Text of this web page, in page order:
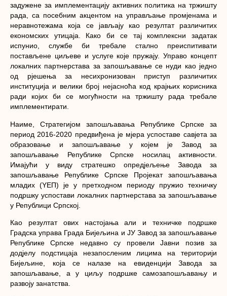
задужене за имплементацију активних политика на тржишту
рада, са посебним акцентом на управљање промјенама и
неравнотежама која се јављају као резултат различитих
економских утицаја. Како би се тај комплексни задатак
испунио, службе би требале стално преиспитивати
постављене циљеве и услуге које пружају. Управо концепт
локалних партнерстава за запошљавање се нуди као једно
од рјешења за несихронизован приступ различитих
институција и велики број нејасноћа код крајњих корисника
ради којих би се могућности на тржишту рада требале
имплементирати.
Наиме, Стратегијом запошљавања Републике Српске за
период 2016-2020 предвиђена је мјера успоставе савјета за
образовање и запошљавање у којем је Завод за
запошљавање Републике Српске носилац активности.
Имајући у виду стратешко опредјељење Завода за
запошљавање Републике Српске Пројекат запошљавања
младих (YЕП) је у претходном периоду пружио техничку
подршку успостави локалних партнерстава за запошљавање
у Републици Српској.
Као резултат ових настојања али и техничке подршке
Градска управа Града Бијељина и ЈУ Завод за запошљавање
Републике Српске недавно су провели Јавни позив за
додјелу подстицаја незапосленим лицима на територији
Бијељине, која се налазе на евиденцији Завода за
запошљавање, а у циљу подршке самозапошљавању и
развоју занатства.